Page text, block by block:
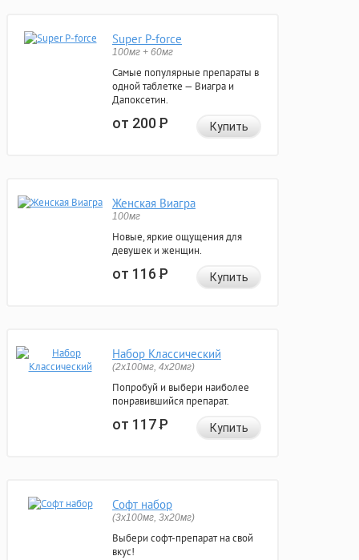
Super P-force
100мг + 60мг
Самые популярные препараты в
одной таблетке — Виагра и
Дапоксетин.
от 200Р Купить
Женская Виагра
100мг
Новые, яркие ощущения для
девушек и женщин.
от 116Р Купить
Набор Классический
(2x100мг, 4x20мг)
Попробуй и выбери наиболее
понравившийся препарат.
от 117Р Купить
Софт набор
(3x100мг, 3x20мг)
Выбери софт-препарат на свой
вкус!